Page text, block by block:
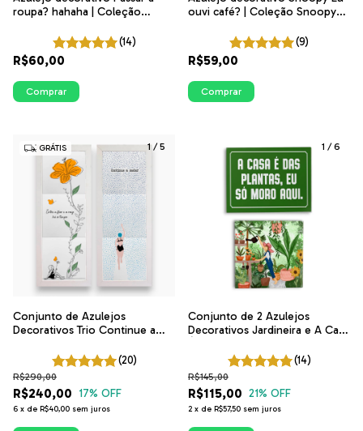
roupa? hahaha | Coleção
(14)
R$60,00
Comprar
ouvi café? | Coleção Snoopy
(9)
R$59,00
Comprar
1/5
GRÁTIS
Conjunto de Azulejos
Decorativos Trio Continue a
(20)
R$240,00
R$290,00
17% OFF
6 x de R$40,00 sem juros
1 /6
Conjunto de 2 Azulejos
Decorativos Jardineira e A Casa
Plantas | ITsLEJO
(14)
R$115,00
R$145,00
21% OFF
2 x de R$57,50 sem juros